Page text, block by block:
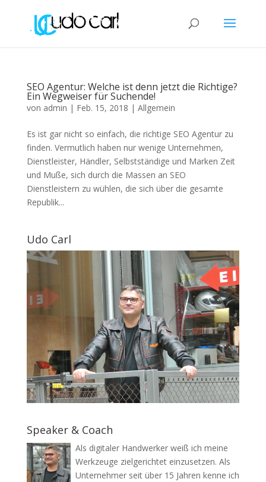
SEO Agentur: Welche ist denn jetzt die Richtige?
Ein Wegweiser für Suchende!
von admin | Feb. 15, 2018 | Allgemein
Es ist gar nicht so einfach, die richtige SEO Agentur zu
finden. Vermutlich haben nur wenige Unternehmen,
Dienstleister, Händler, Selbstständige und Marken Zeit
und Muße, sich durch die Massen an SEO
Dienstleistern zu wühlen, die sich über die gesamte
Republik...
Udo Carl
Speaker & Coach
Als digitaler Handwerker weiß ich meine
Werkzeuge zielgerichtet einzusetzen. Als
Unternehmer seit über 15 Jahren kenne ich